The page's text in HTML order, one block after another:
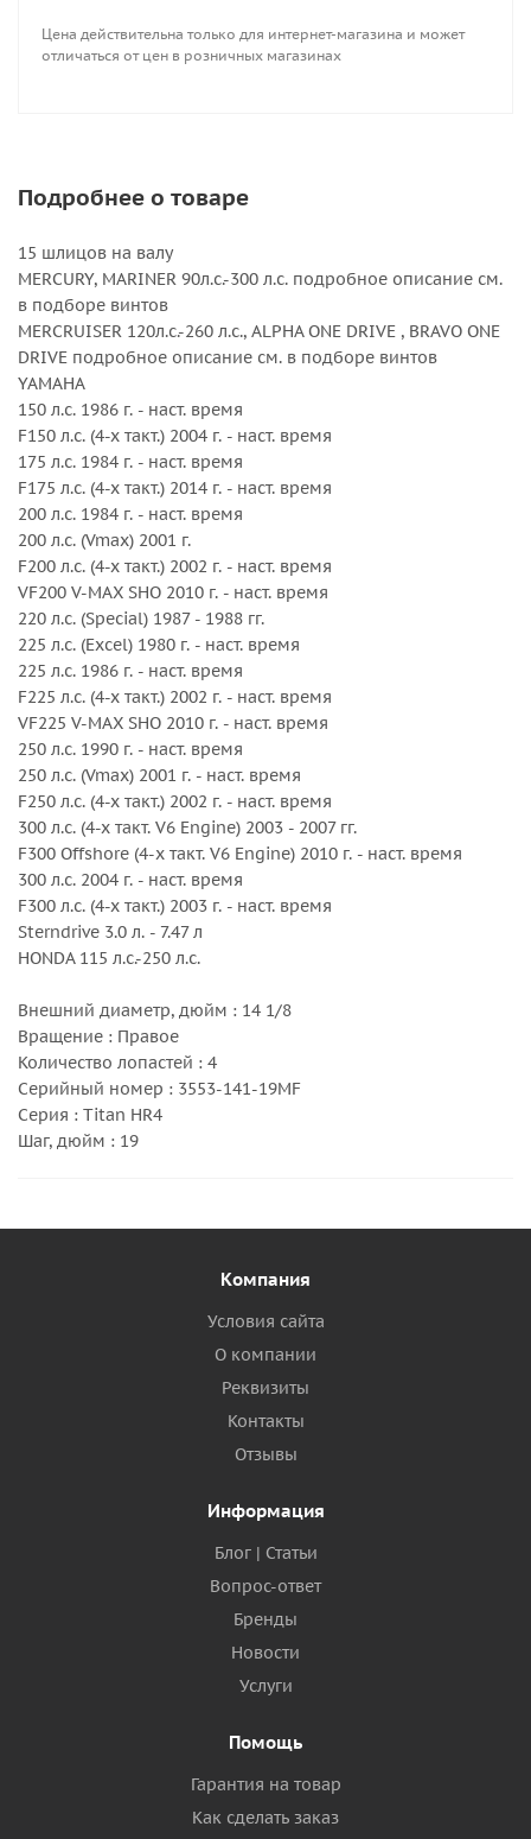
225 л.с. 1986 г. - наст. время
F225 л.с. (4-х такт.) 2002 г. - наст. время
F300 Offshore (4-х такт. V6 Engine) 2010 г. - наст. время
F300 л.с. (4-х такт.) 2003 г. - наст. время
Sterndrive 3.0 л. - 7.47 л
HONDA 115 л.с.-250 л.с.
Внешний диаметр, дюйм : 14 1/8
Вращение : Правое
Количество лопастей : 4
Серийный номер : 3553-141-19MF
Серия : Titan HR4
Шаг, дюйм : 19
Цена действительна только для интернет-магазина и может
отличаться от цен в розничных магазинах
Подробнее о товаре
15 шлицов на валу
MERCURY, MARINER 90л.с.-300 л.с. подробное описание см.
в подборе винтов
MERCRUISER 120л.с.-260 л.с., ALPHA ONE DRIVE , BRAVO ONE
DRIVE подробное описание см. в подборе винтов
YAMAHA
150 л.с. 1986 г. - наст. время
F150 л.с. (4-х такт.) 2004 г. - наст. время
175 л.с. 1984 г. - наст. время
F175 л.с. (4-х такт.) 2014 г. - наст. время
200 л.с. 1984 г. - наст. время
200 л.с. (Vmax) 2001 г.
F200 л.с. (4-х такт.) 2002 г. - наст. время
VF200 V-MAX SHO 2010 г. - наст. время
220 л.с. (Special) 1987 - 1988 гг.
225 л.с. (Excel) 1980 г. - наст. время
225 л.с. 1986 г. - наст. время
F225 л.с. (4-х такт.) 2002 г. - наст. время
VF225 V-MAX SHO 2010 г. - наст. время
250 л.с. 1990 г. - наст. время
250 л.с. (Vmax) 2001 г. - наст. время
F250 л.с. (4-х такт.) 2002 г. - наст. время
300 л.с. (4-х такт. V6 Engine) 2003 - 2007 гг.
F300 Offshore (4-х такт. V6 Engine) 2010 г. - наст. время
300 л.с. 2004 г. - наст. время
F300 л.с. (4-х такт.) 2003 г. - наст. время
Sterndrive 3.0 л. - 7.47 л
HONDA 115 л.с.-250 л.с.
Внешний диаметр, дюйм : 14 1/8
Вращение : Правое
Количество лопастей : 4
Серийный номер : 3553-141-19MF
Серия : Titan HR4
Шаг, дюйм : 19
Компания
Условия сайта
О компании
Реквизиты
Контакты
Отзывы
Информация
Блог | Статьи
Вопрос-ответ
Бренды
Новости
Услуги
Помощь
Гарантия на товар
Как сделать заказ